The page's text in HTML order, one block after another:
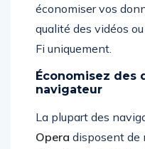
économiser vos
qualité des vidéos
Fi uniquement.
Économisez des
navigateur
La plupart des
Opera disposent de